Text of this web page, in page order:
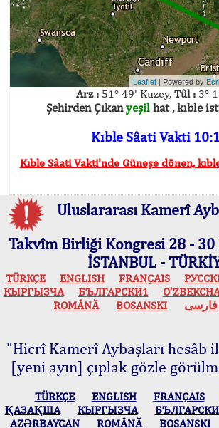
Leaflet | Powered by Esri
Arz :51° 49' Kuzey, Tûl :3°
Şehirden Çıkanyeşilhat , kıble
Kıble Sâati Vakti
Kıble Sâati Vakti'nde Güneşe dönen,
Uluslararası Kamerî
Takvîm Birliği Kongresi 28 - 30
İSTANBUL -
TÜRKÇE ENGLISH FRANÇAIS
КЫPГЫЗЧA
БЪЛГАРСКИ1
ROMÂNĂ
BOSANSKI فارسی
"Hicrî Kamerî Aybaşları hesâb
[yeni ayın] çıplak gözle
TÜRKÇE ENGLISH FRANÇAIS
ҚАЗАҚША
КЫPГЫЗЧA
AZӘRBAYCAN
ROMÂNĂ BOSANSKI